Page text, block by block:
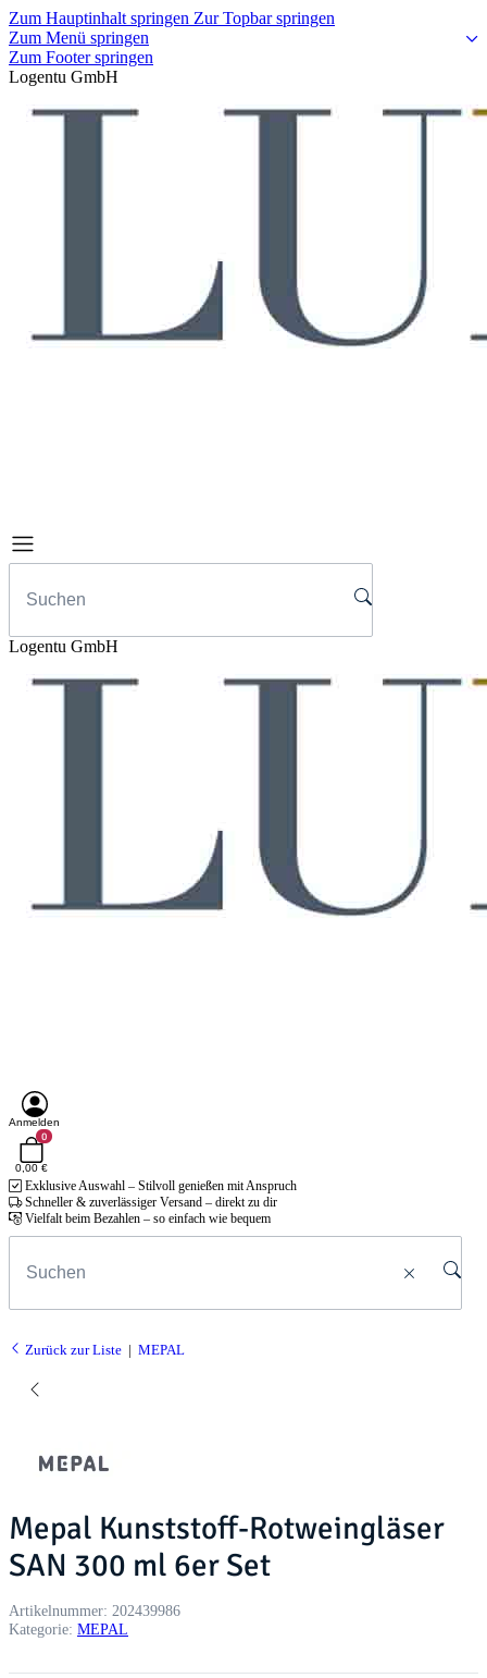
Zum Hauptinhalt springen Zur Topbar springen
Zum Menü springen
Zum Footer springen
Logentu GmbH
Logentu GmbH
Anmelden
0
0,00 €
Exklusive Auswahl – Stilvoll genießen mit Anspruch
Schneller & zuverlässiger Versand – direkt zu dir
Vielfalt beim Bezahlen – so einfach wie bequem
Zurück zur Liste MEPAL
Mepal Kunststoff-Rotweingläser
SAN 300 ml 6er Set
Artikelnummer: 202439986
Kategorie: MEPAL